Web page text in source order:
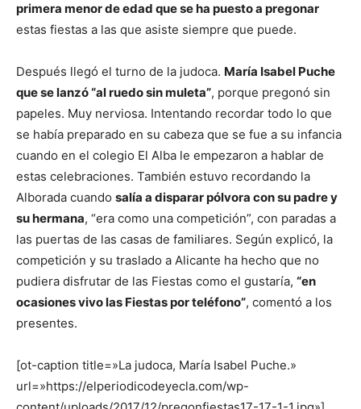
primera menor de edad que se ha puesto a pregonar
estas fiestas a las que asiste siempre que puede.
Después llegó el turno de la judoca. María Isabel Puche
que se lanzó “al ruedo sin muleta”, porque pregonó sin
papeles. Muy nerviosa. Intentando recordar todo lo que
se había preparado en su cabeza que se fue a su infancia
cuando en el colegio El Alba le empezaron a hablar de
estas celebraciones. También estuvo recordando la
Alborada cuando salía a disparar pólvora con su padre y
su hermana, “era como una competición”, con paradas a
las puertas de las casas de familiares. Según explicó, la
competición y su traslado a Alicante ha hecho que no
pudiera disfrutar de las Fiestas como el gustaría, “en
ocasiones vivo las Fiestas por teléfono”, comentó a los
presentes.
[ot-caption title=»La judoca, María Isabel Puche.»
url=»https://elperiodicodeyecla.com/wp-